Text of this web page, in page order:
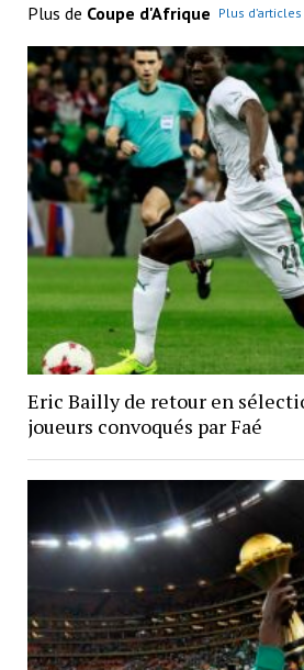
Plus de Coupe d'Afrique Plus
Eric Bailly de retour en
joueurs convoqués par Faé